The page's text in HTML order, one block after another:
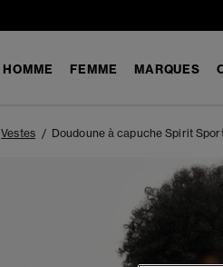
HOMME FEMME MARQUES
Vestes Doudoune à capuche Spirit